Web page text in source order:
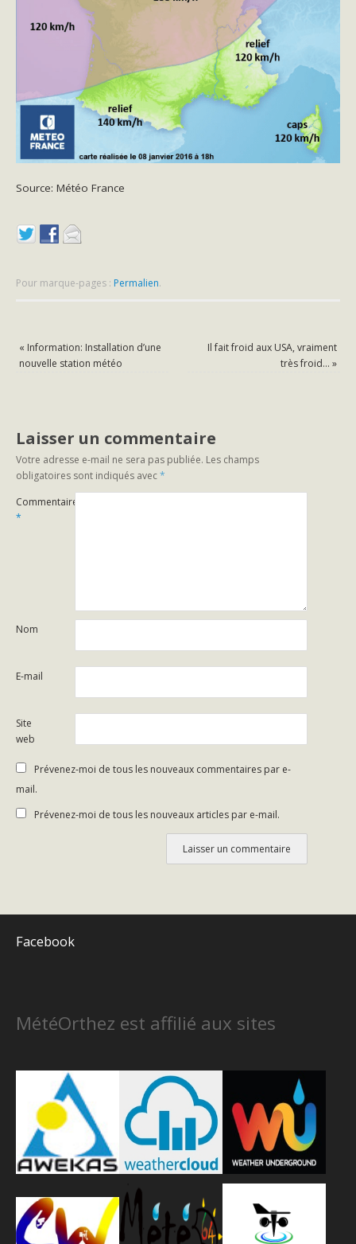
Source: Météo France
Pour marque-pages : Permalien.
« Information: Installation d’une
nouvelle station météo
Il fait froid aux USA, vraiment
très froid… »
Laisser un commentaire
Votre adresse e-mail ne sera pas publiée. Les champs
obligatoires sont indiqués avec*
Commentaire
*
Nom
E-mail
Site
web
Prévenez-moi de tous les nouveaux commentaires par e-
mail.
Prévenez-moi de tous les nouveaux articles par e-mail.
Facebook
MétéOrthez est affilié aux sites